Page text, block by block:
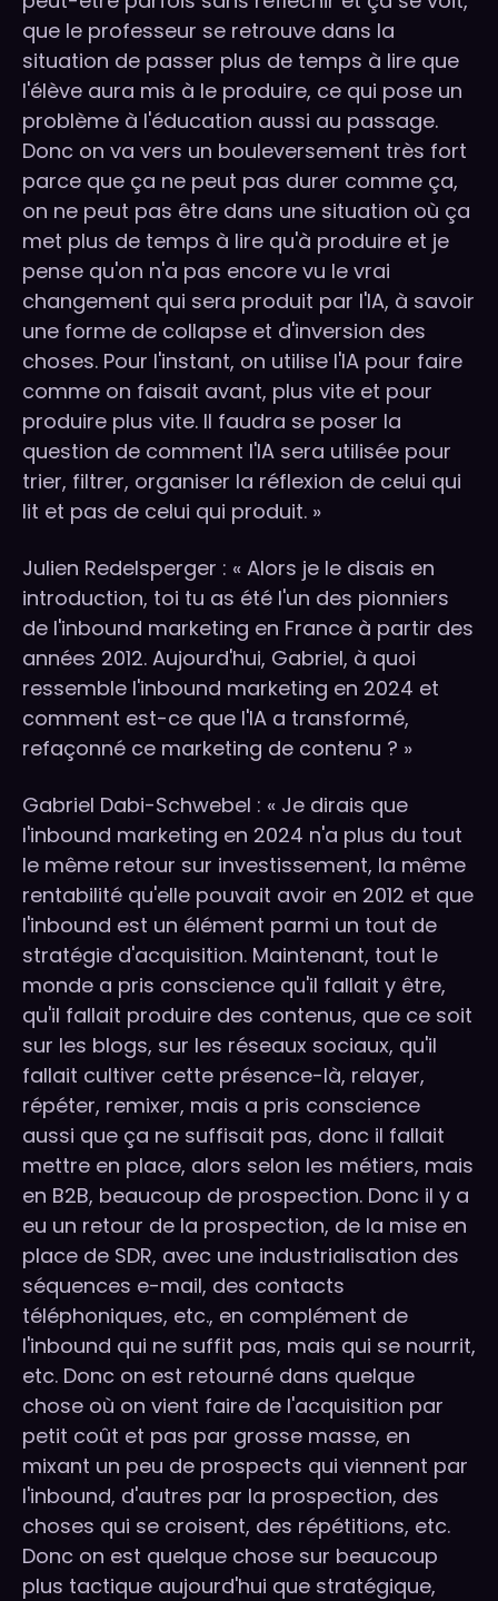
que le professeur se retrouve dans la
situation de passer plus de temps à lire que
l'élève aura mis à le produire, ce qui pose un
problème à l'éducation aussi au passage.
Donc on va vers un bouleversement très fort
parce que ça ne peut pas durer comme ça,
on ne peut pas être dans une situation où ça
met plus de temps à lire qu'à produire et je
pense qu'on n'a pas encore vu le vrai
changement qui sera produit par l'IA, à savoir
une forme de collapse et d'inversion des
choses. Pour l'instant, on utilise l'IA pour faire
comme on faisait avant, plus vite et pour
produire plus vite. Il faudra se poser la
question de comment l'IA sera utilisée pour
trier, filtrer, organiser la réflexion de celui qui
lit et pas de celui qui produit. »
Julien Redelsperger : « Alors je le disais en
introduction, toi tu as été l'un des pionniers
de l'inbound marketing en France à partir des
années 2012. Aujourd'hui, Gabriel, à quoi
ressemble l'inbound marketing en 2024 et
comment est-ce que l'IA a transformé,
refaçonné ce marketing de contenu ? »
Gabriel Dabi-Schwebel : « Je dirais que
l'inbound marketing en 2024 n'a plus du tout
le même retour sur investissement, la même
rentabilité qu'elle pouvait avoir en 2012 et que
l'inbound est un élément parmi un tout de
stratégie d'acquisition. Maintenant, tout le
monde a pris conscience qu'il fallait y être,
qu'il fallait produire des contenus, que ce soit
sur les blogs, sur les réseaux sociaux, qu'il
fallait cultiver cette présence-là, relayer,
répéter, remixer, mais a pris conscience
aussi que ça ne suffisait pas, donc il fallait
mettre en place, alors selon les métiers, mais
en B2B, beaucoup de prospection. Donc il y a
eu un retour de la prospection, de la mise en
place de SDR, avec une industrialisation des
séquences e-mail, des contacts
téléphoniques, etc., en complément de
l'inbound qui ne suffit pas, mais qui se nourrit,
etc. Donc on est retourné dans quelque
chose où on vient faire de l'acquisition par
petit coût et pas par grosse masse, en
mixant un peu de prospects qui viennent par
l'inbound, d'autres par la prospection, des
choses qui se croisent, des répétitions, etc.
Donc on est quelque chose sur beaucoup
plus tactique aujourd'hui que stratégique,